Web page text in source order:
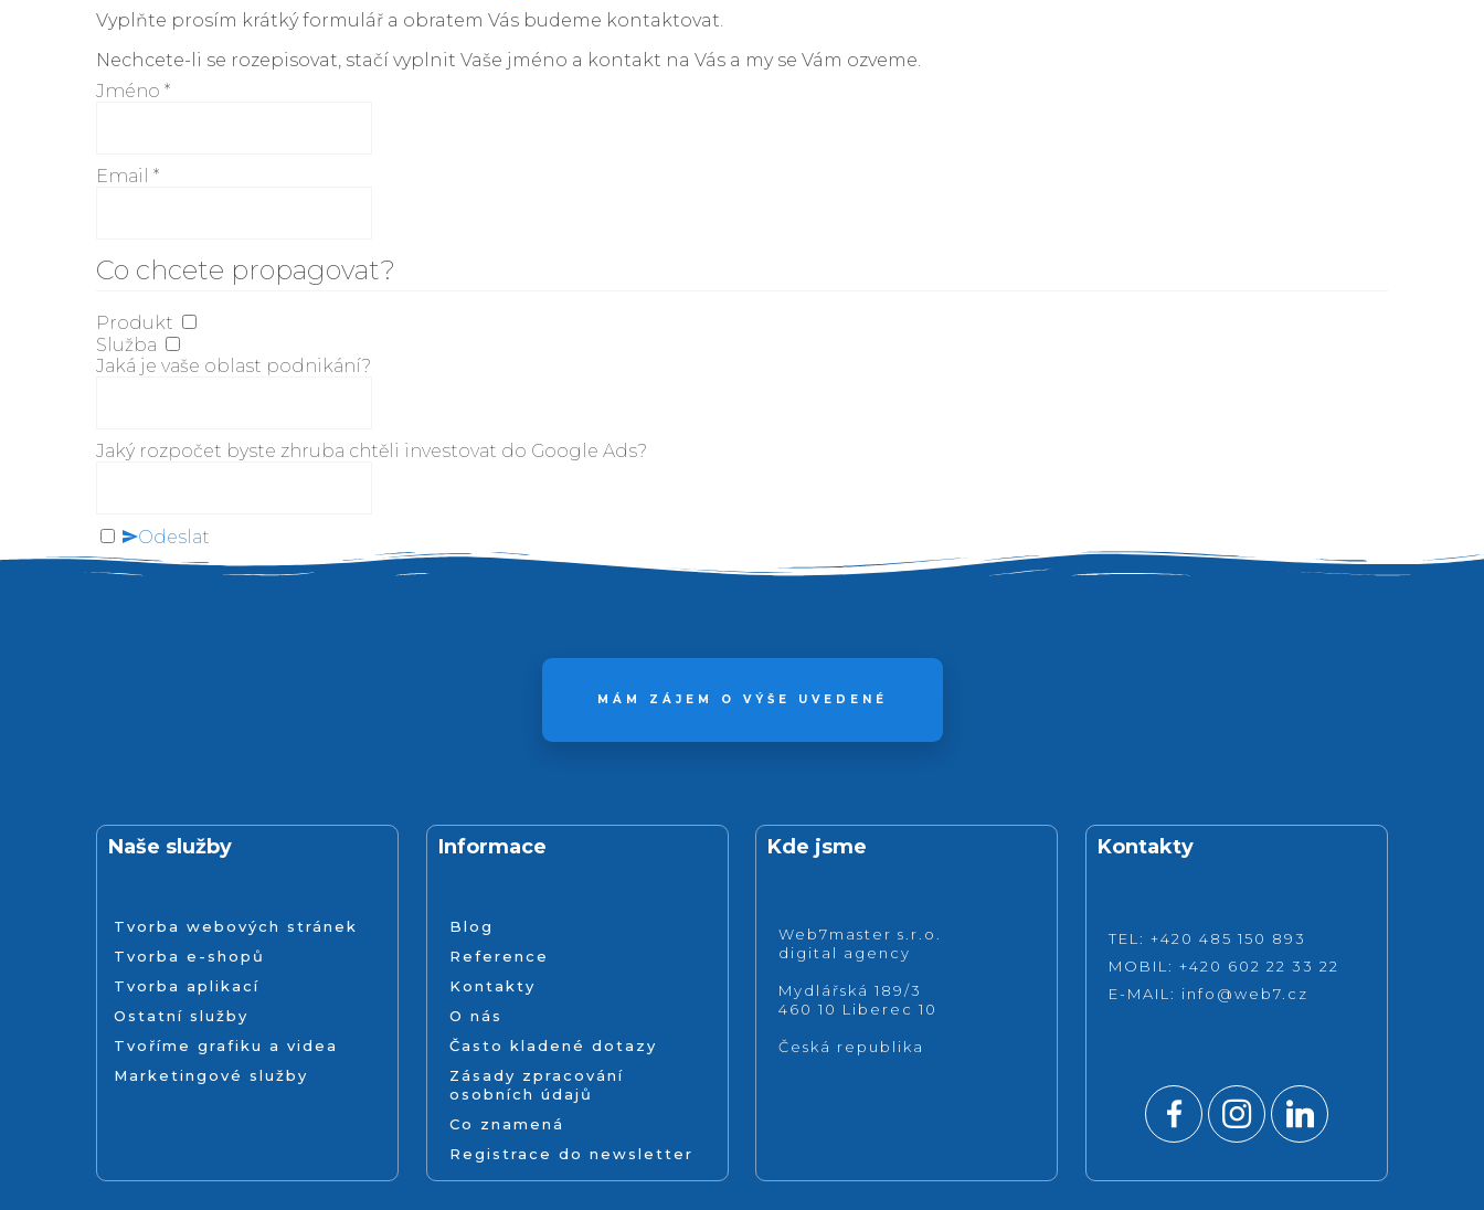
Vyplňte prosím krátký formulář a obratem Vás budeme kontaktovat.
Nechcete-li se rozepisovat, stačí vyplnit Vaše jméno a kontakt na Vás a my se Vám ozveme.
Jméno *
Email *
Co chcete propagovat?
Produkt
Služba
Jaká je vaše oblast podnikání?
Jaký rozpočet byste zhruba chtěli investovat do Google Ads?
Odeslat
MÁM ZÁJEM O VÝŠE UVEDENÉ
Naše služby
Tvorba webových stránek
Tvorba e-shopů
Tvorba aplikací
Ostatní služby
Tvoříme grafiku a videa
Marketingové služby
Informace
Blog
Reference
Kontakty
O nás
Často kladené dotazy
Zásady zpracování
osobních údajů
Co znamená
Registrace do newsletter
Kde jsme
Web7master s.r.o.
digital agency
Mydlářská 189/3
460 10 Liberec 10
Česká republika
Kontakty
TEL: +420 485 150 893
MOBIL: +420 602 22 33 22
E-MAIL: info@web7.cz